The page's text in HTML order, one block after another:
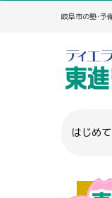
岐阜市の塾･予
はじめ